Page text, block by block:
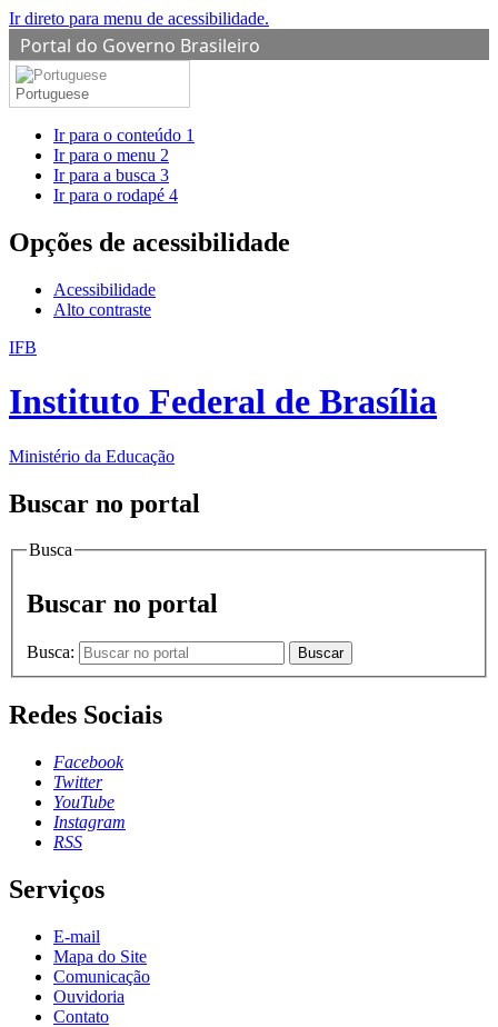
Ir direto para menu de acessibilidade.
Portal do Governo Brasileiro
Portuguese
Ir para o conteúdo 1
Ir para o menu 2
Ir para a busca 3
Ir para o rodapé 4
Opções de acessibilidade
Acessibilidade
Alto contraste
IFB
Instituto Federal de Brasília
Ministério da Educação
Buscar no portal
Busca
Buscar no portal
Busca: Buscar
Redes Sociais
Facebook
Twitter
YouTube
Instagram
RSS
Serviços
E-mail
Mapa do Site
Comunicação
Ouvidoria
Contato